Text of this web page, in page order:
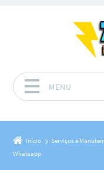
MENU
Início Serviços e
Whatsapp